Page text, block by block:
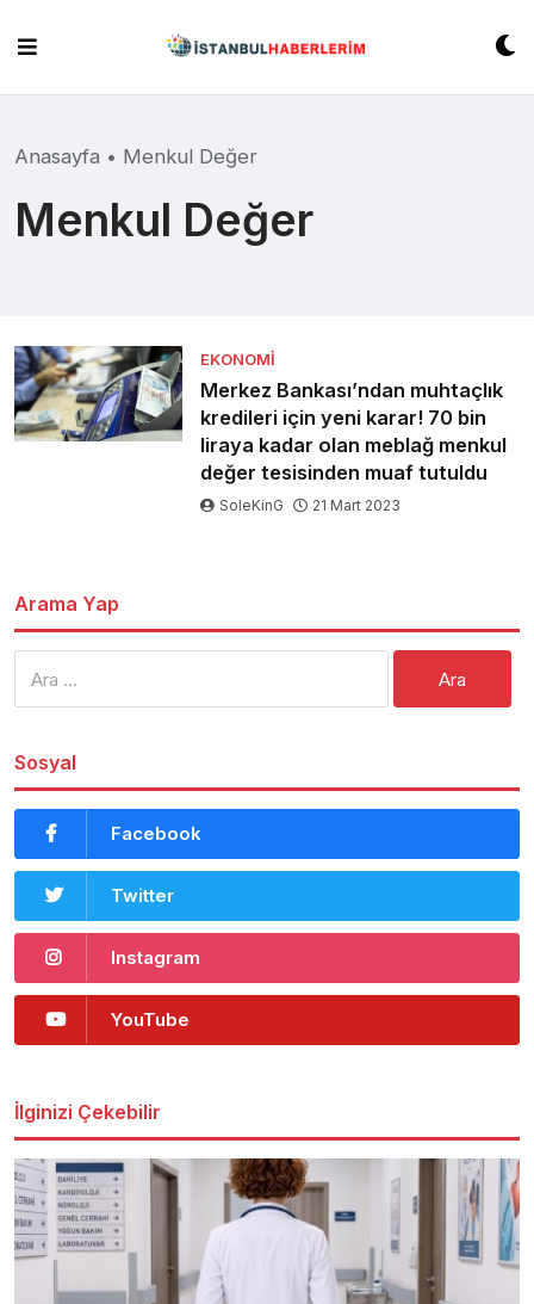
content
Anasayfa • Menkul Değer
Menkul Değer
EKONOMI
Merkez Bankası’ndan muhtaçlık
kredileri için yeni karar! 70 bin
liraya kadar olan meblağ menkul
değer tesisinden muaf tutuldu
SoleKinG 21 Mart 2023
Arama Yap
Sosyal
Facebook
Twitter
Instagram
YouTube
İlginizi Çekebilir